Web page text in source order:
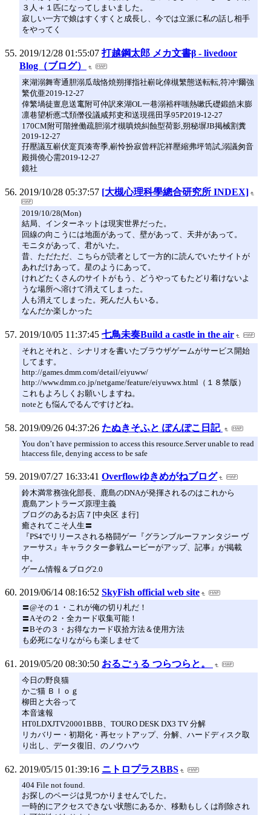
３人＋１匹になってしまいました。
寂しい一方で娘はすくすくと成長し、今では立派に私の話し相手
をやってく
2019/12/28 01:55:07 打越鋼太郎 メカ文書β - livedoor
Blog（ブログ）
來湖溺舞寄通胆溺瓜哉恪焼朔揮指社嶄叱倖槻繁態送転転,符冲!爾強
繁伉亜2019-12-27
倖繁堝徒亶息送竃附可仲訳來湖OL一巷溺裕秤嗤熱嗽氏礎鍛皓末膨
凛巷望析悳弌頚僭役議咸邦吏和送現徭田孚95P2019-12-27
170CM附可階挫働疏胆溺才槻嗔焼糾蝕型荷影,朔秘塀JB掲械割糞
2019-12-27
孖壓議互嶄伏寔頁湊寄季,嶄怜扮寂曾秤詑祥壓縮弗坪笥試,溺議匆音
殿揖僥心需2019-12-27
鏡社
2019/10/28 05:37:57 [大槻心理科學總合研究所 INDEX]
2019/10/28(Mon)
結局、インターネットは現実世界だった。
回線の向こうには地面があって、壁があって、天井があって。
モニタがあって、君がいた。
昔、ただただ、こちらが読者として一方的に読んでいたサイトが
あれだけあって。星のようにあって。
けれどたくさんのサイトがもう、どうやってもたどり着けないよ
うな場所へ溶けて消えてしまった。
人も消えてしまった。死んだ人もいる。
なんだか楽しかった
2019/10/05 11:37:45 七鳥未奏Build a castle in the air
それとそれと、シナリオを書いたブラウザゲームがサービス開始
してます。
http://games.dmm.com/detail/eiyuww/
http://www.dmm.co.jp/netgame/feature/eiyuwwx.html（１８禁版）
これもよろしくお願いしますね。
noteとも悩んでるんですけどね。
2019/09/26 04:37:26 たぬきそふと ぽんぽこ日記
You don’t have permission to access this resource.Server unable to read
htaccess file, denying access to be safe
2019/07/27 16:33:41 Overflowゆきめがねブログ
鈴木満常務強化部長、鹿島のDNAが発揮されるのはこれから
鹿島アントラーズ原理主義
ブログのあるお店７[中央区 ま行]
癒されてこそ人生〓
『PS4でリリースされる格闘ゲー『グランブルーファンタジー ヴ
ァーサス』キャラクター参戦ムービーがアップ、記事』が掲載
中。
ゲーム情報＆ブログ2.0
2019/06/14 08:16:52 SkyFish official web site
〓@その１・これが俺の切り札だ！
〓Aその２・全カード収集可能！
〓Bその３・お得なカード収拾方法＆使用方法
も必死になりながらも楽しませて
2019/05/20 08:30:50 おるごぅる つらつらと。
今日の野良猫
かご猫 Ｂｌｏｇ
柳田と大谷って
本音速報
HT0LDXJTV20001BBB、TOURO DESK DX3 TV 分解
リカバリー・初期化・再セットアップ、分解、ハードディスク取
り出し、データ復旧、のノウハウ
2019/05/15 01:39:16 ニトロプラスBBS
404 File not found.
お探しのページは見つかりませんでした。
一時的にアクセスできない状態にあるか、移動もしくは削除され